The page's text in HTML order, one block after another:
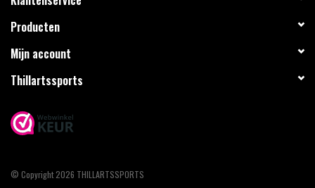
Producten
Mijn account
Thillartssports
© Copyright 2026 THILLARTSSPORTS